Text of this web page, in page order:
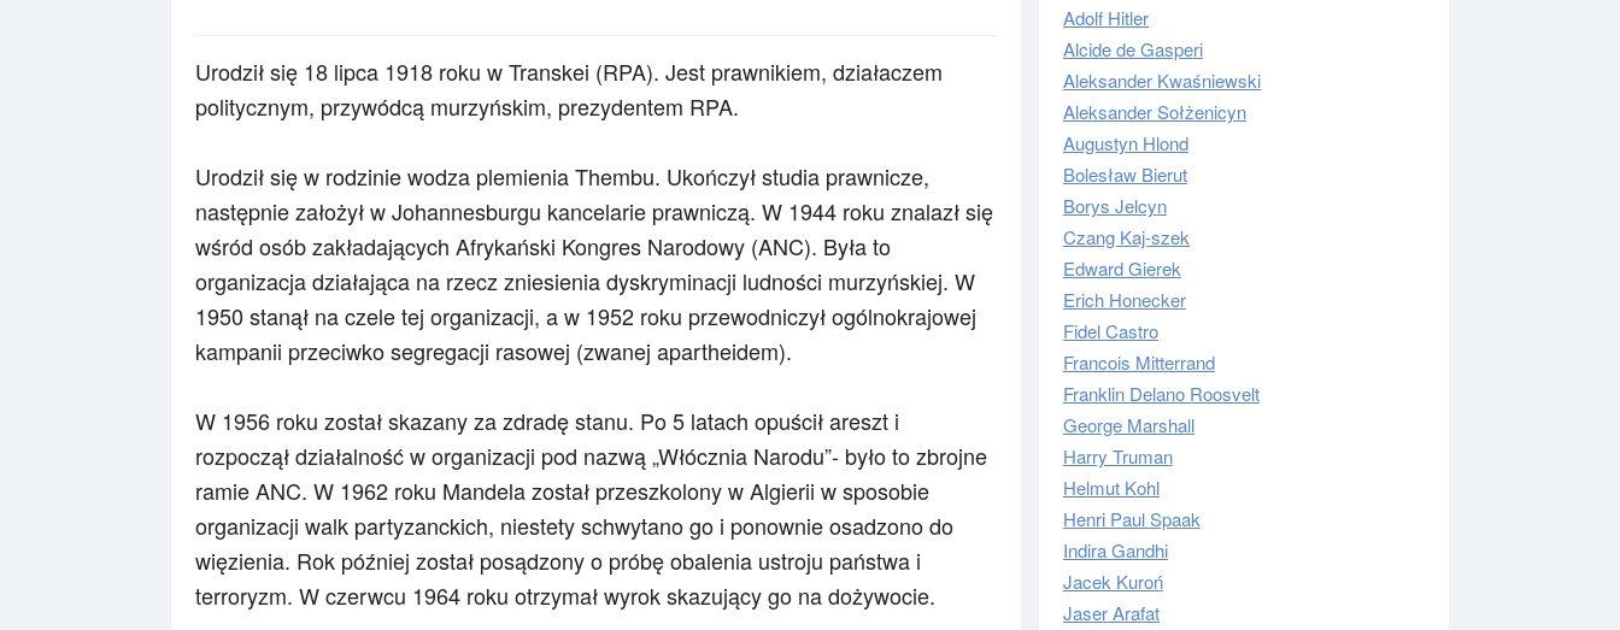
Urodził się 18 lipca 1918 roku w Transkei (RPA). Jest prawnikiem, działaczem
politycznym, przywódcą murzyńskim, prezydentem RPA.
Urodził się w rodzinie wodza plemienia Thembu. Ukończył studia prawnicze,
następnie założył w Johannesburgu kancelarie prawniczą. W 1944 roku znalazł się
wśród osób zakładających Afrykański Kongres Narodowy (ANC). Była to
organizacja działająca na rzecz zniesienia dyskryminacji ludności murzyńskiej. W
1950 stanął na czele tej organizacji, aw 1952 roku przewodniczył ogólnokrajowej
kampanii przeciwko segregacji rasowej (zwanej apartheidem).
W 1956 roku został skazany za zdradę stanu. Po 5 latach opuścił areszt i
rozpoczął działalność w organizacji pod nazwą „Włócznia Narodu”- było to zbrojne
ramie ANC. W 1962 roku Mandela został przeszkolony w Algierii w sposobie
organizacji walk partyzanckich, niestety schwytano go i ponownie osadzono do
więzienia. Rok później został posądzony o próbę obalenia ustroju państwa i
terroryzm. W czerwcu 1964 roku otrzymał wyrok skazujący go na dożywocie.
Adolf Hitler
Alcide de Gasperi
Aleksander Kwaśniewski
Aleksander Sołżenicyn
Augustyn Hlond
Bolesław Bierut
Borys Jelcyn
Czang Kaj-szek
Edward Gierek
Erich Honecker
Fidel Castro
Francois Mitterrand
Franklin Delano Roosvelt
George Marshall
Harry Truman
Helmut Kohl
Henri Paul Spaak
Indira Gandhi
Jacek Kuroń
Jaser Arafat